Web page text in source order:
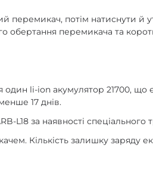
перемикач, потім натиснути й
обертання перемикача та
li-ion акумулятор 21700, що
17 днів.
L18 за наявності спеціального
Кількість залишку заряду